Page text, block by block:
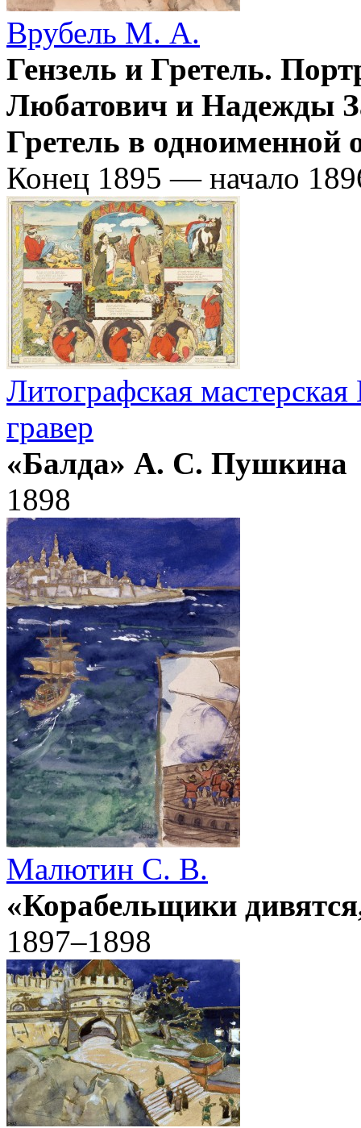
Врубель М. А.
Гензель и Гретель.
Любатович и Надежды
Гретель в одноименной
Конец 1895 — начало
Литографская
гравер
«Балда» А. С. Пушкина
1898
Малютин С. В.
«Корабельщики
1897–1898